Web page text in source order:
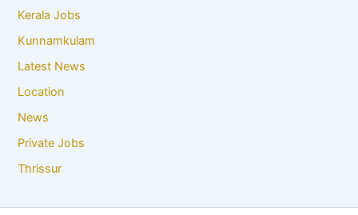
Kerala Jobs
Kunnamkulam
Latest News
Location
News
Private Jobs
Thrissur